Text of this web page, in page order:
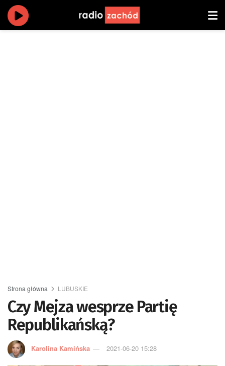
Strona główna LUBUSKIE
Czy Mejza wesprze Partię
Republikańską?
Karolina Kamińska 2021-06-20 15:28